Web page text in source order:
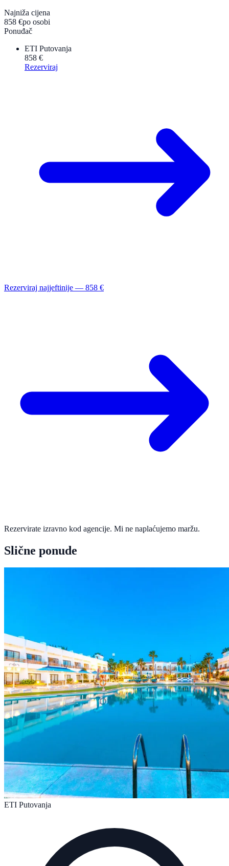
Najniža cijena
858 €po osobi
Ponuđač
ETI Putovanja
858 €
Rezerviraj
Rezerviraj najjeftinije — 858 €
Rezervirate izravno kod agencije. Mi ne naplaćujemo maržu.
Slične ponude
ETI Putovanja